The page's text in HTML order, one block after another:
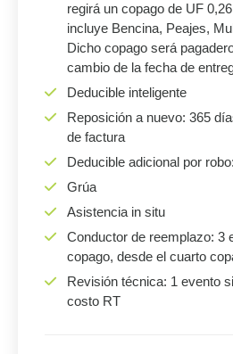
regirá un copago de UF
incluye Bencina, Peajes,
Dicho copago será
cambio de la fecha de
Deducible inteligente
Reposición a nuevo: 365
de factura
Deducible adicional por
Grúa
Asistencia in situ
Conductor de reemplazo: 3
copago, desde el cuarto
Revisión técnica: 1 evento
costo RT